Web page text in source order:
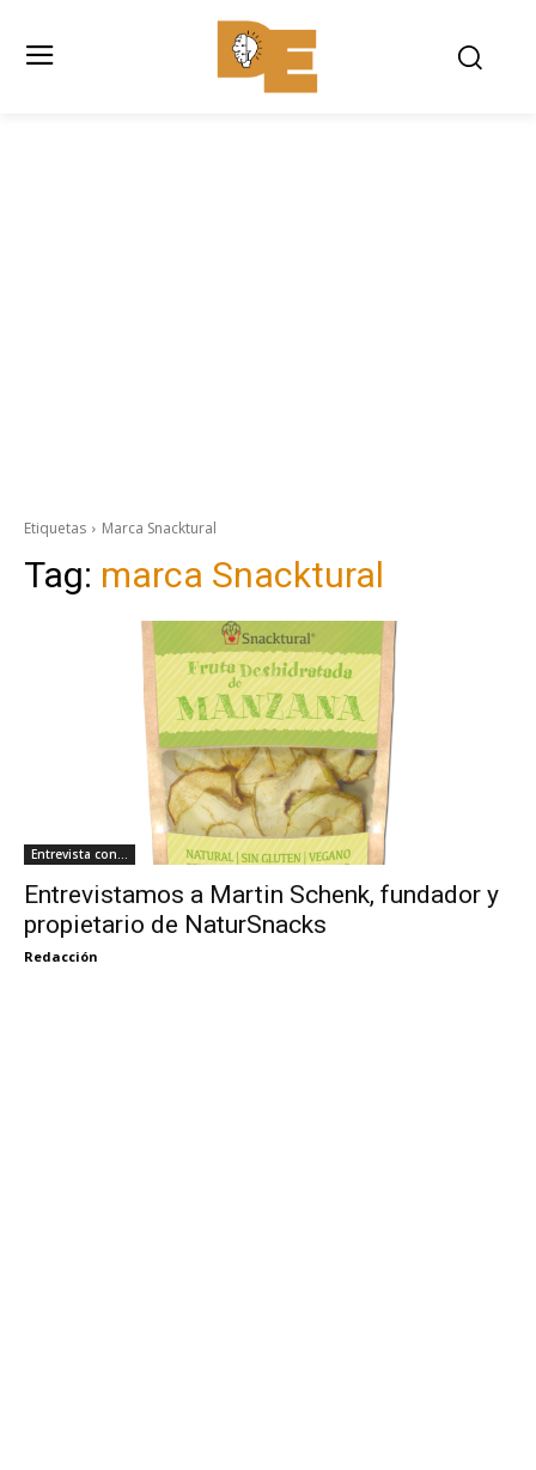
Etiquetas Marca Snacktural
Tag: marca Snacktural
Entrevista con...
Entrevistamos a Martin Schenk, fundador y
propietario de NaturSnacks
Redacción